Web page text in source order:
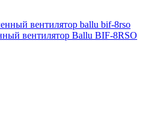
вентилятор Ballu BIF-8RSO